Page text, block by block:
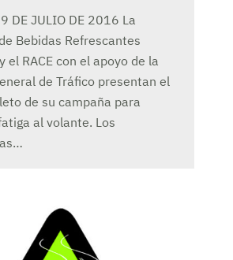
DE JULIO DE 2016 La
Bebidas Refrescantes
el RACE con el apoyo de la
de Tráfico presentan el
de su campaña para
al volante. Los